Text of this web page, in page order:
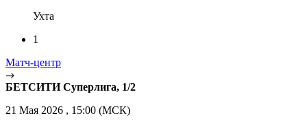
Ухта
1
Матч-центр
БЕТСИТИ Суперлига, 1/2
21 Мая 2026 , 15:00 (МСК)